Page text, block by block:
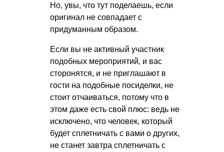
Но, увы, что тут поделаешь, если
оригинал не совпадает с
придуманным образом.
Если вы не активный участник
подобных мероприятий, и вас
сторонятся, и не приглашают в
гости на подобные посиделки, не
стоит отчаиваться, потому что в
этом даже есть свой плюс: ведь не
исключено, что человек, который
будет сплетничать с вами о других,
не станет завтра сплетничать с